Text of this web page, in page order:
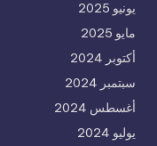
يونيو 2025
مايو 2025
أكتوبر 2024
سبتمبر 2024
أغسطس 2024
يوليو 2024